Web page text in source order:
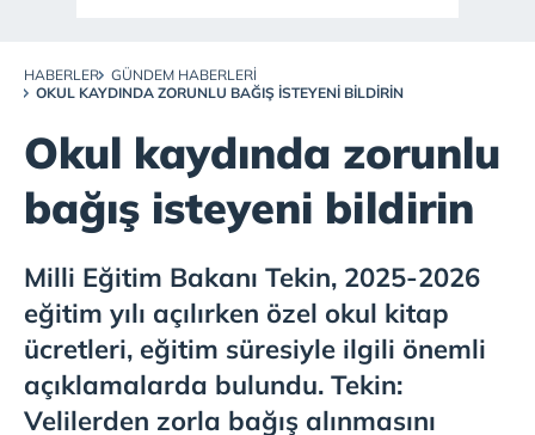
HABERLER
GÜNDEM HABERLERI
OKUL KAYDINDA ZORUNLU BAĞIŞ ISTEYENI BILDIRIN
Okul kaydında zorunlu
bağış isteyeni bildirin
Milli Eğitim Bakanı Tekin, 2025-2026
eğitim yılı açılırken özel okul kitap
ücretleri, eğitim süresiyle ilgili önemli
açıklamalarda bulundu. Tekin:
Velilerden zorla bağış alınmasını